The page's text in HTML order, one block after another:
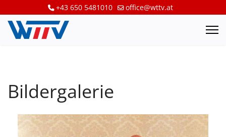
+43 650 5481010 office@wttv.at
Bildergalerie